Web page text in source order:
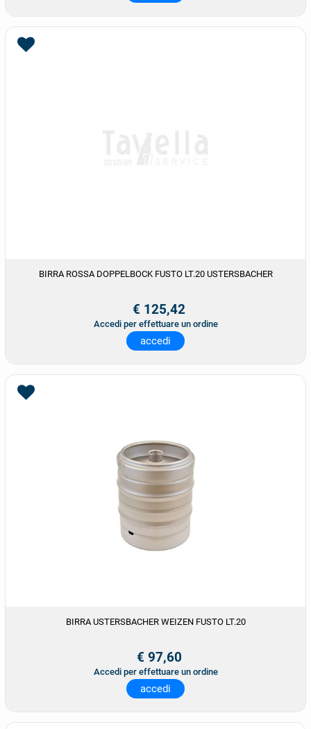
BIRRA ROSSA DOPPELBOCK FUSTO LT.20 USTERSBACHER
€ 125,42
Accedi per effettuare un ordine
accedi
BIRRA USTERSBACHER WEIZEN FUSTO LT.20
€ 97,60
Accedi per effettuare un ordine
accedi